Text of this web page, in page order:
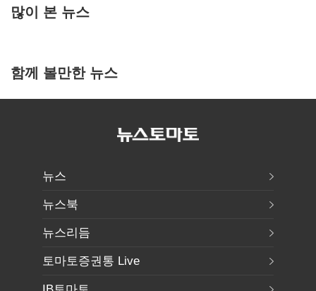
많이 본 뉴스
함께 볼만한 뉴스
뉴스
뉴스북
뉴스리듬
토마토증권통 Live